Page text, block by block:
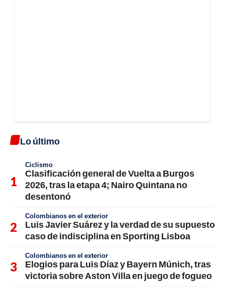
Lo último
Ciclismo
Clasificación general de Vuelta a Burgos
2026, tras la etapa 4; Nairo Quintana no
desentonó
Colombianos en el exterior
Luis Javier Suárez y la verdad de su supuesto
caso de indisciplina en Sporting Lisboa
Colombianos en el exterior
Elogios para Luis Díaz y Bayern Múnich, tras
victoria sobre Aston Villa en juego de fogueo